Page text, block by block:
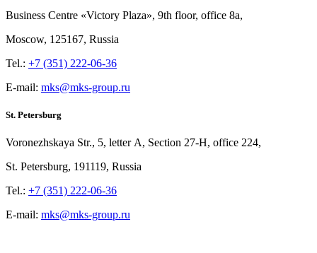
Business Centre «Victory Plaza», 9th floor, office 8a,
Moscow, 125167, Russia
Tel.: +7 (351) 222-06-36
E-mail: mks@mks-group.ru
St. Petersburg
Voronezhskaya Str., 5, letter A, Section 27-Н, office 224,
St. Petersburg, 191119, Russia
Tel.: +7 (351) 222-06-36
E-mail: mks@mks-group.ru